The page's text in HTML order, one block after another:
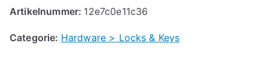
Artikelnummer: 12e7c0e11c36
Categorie: Hardware > Locks & Keys